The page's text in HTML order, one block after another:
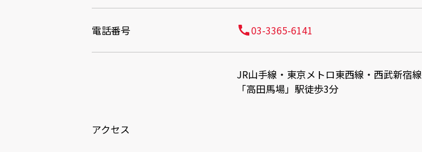
電話番号 03-3365-6141
アクセス
JR山手線・東京メトロ東西線・西武新宿線
「高田馬場」駅徒歩3分